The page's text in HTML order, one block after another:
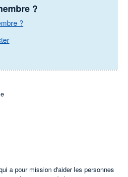
?
?
a pour mission d'aider les personnes